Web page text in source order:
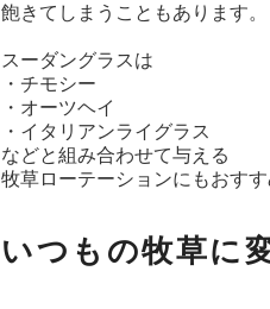
飽きてしまうこともあります。
スーダングラスは
・チモシー
・オーツヘイ
・イタリアンライグラス
などと組み合わせて与える
牧草ローテーションにもおす
いつもの牧草に